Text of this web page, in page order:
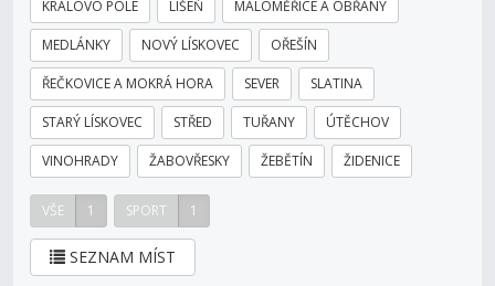
KRÁLOVO POLE LÍŠEŇ MALOMĚŘICE A OBŘANY
MEDLÁNKY NOVÝ LÍSKOVEC OŘEŠÍN
ŘEČKOVICE A MOKRÁ HORA SEVER SLATINA
STARÝ LÍSKOVEC STŘED TUŘANY ÚTĚCHOV
VINOHRADY ŽABOVŘESKY ŽEBĚTÍN ŽIDENICE
VŠE 1 SPORT 1
SEZNAM MÍST